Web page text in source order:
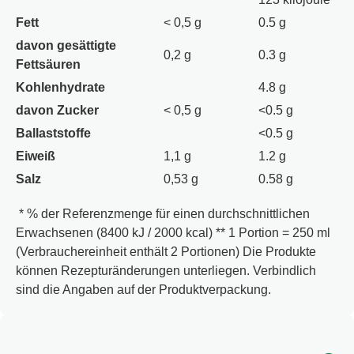
Fett
< 0,5 g 0.5 g
davon gesättigte
Fettsäuren
0,2 g 0.3 g
Kohlenhydrate 4.8 g
davon Zucker
< 0,5 g <0.5 g
Ballaststoffe
<0.5 g
Eiweiß
1,1 g 1.2 g
Salz
0,53 g 0.58 g
* % der Referenzmenge für einen durchschnittlichen
Erwachsenen (8400 kJ / 2000 kcal) ** 1 Portion = 250 ml
(Verbrauchereinheit enthält 2 Portionen) Die Produkte
können Rezepturänderungen unterliegen. Verbindlich
sind die Angaben auf der Produktverpackung.